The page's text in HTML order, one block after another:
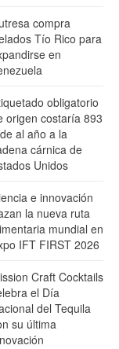
compra
Tío Rico para
en
obligatorio
origen costaría 893
al año a la
cárnica de
Unidos
e innovación
la nueva ruta
mundial en
IFT FIRST 2026
Craft Cocktails
el Día
del Tequila
su última